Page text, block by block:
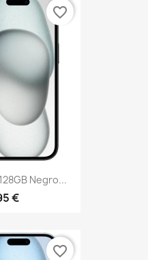
Negro...
€
favorite_border
favorite_border